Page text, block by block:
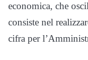
economica, che
consiste nel
cifra per